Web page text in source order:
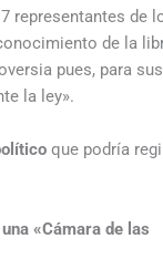
representantes de
de la
pues, para sus
la ley».
que podría
«Cámara de las